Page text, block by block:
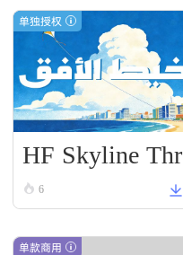
单独授权
HF Skyline Thr
ead
6
单款商用